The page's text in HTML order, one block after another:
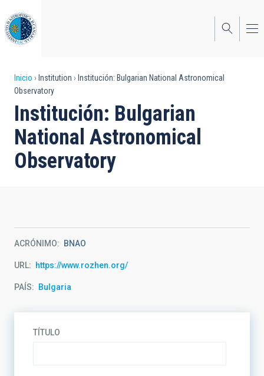
al
contenido
principal
Sobrescribir
enlaces
de
ayuda
a
Inicio Institution
Institución: Bulgarian National Astronomical
Observatory
Institución: Bulgarian
National Astronomical
Observatory
ACRÓNIMO BNAO
URL https://www.rozhen.org/
PAÍS Bulgaria
TÍTULO